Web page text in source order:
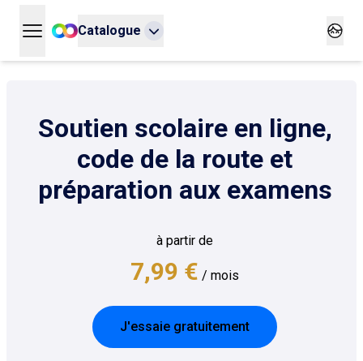
Ouvrir le menu principal
Catalogue
Soutien scolaire en ligne,
code de la route et
préparation aux examens
à partir de
7,99 € / mois
J'essaie gratuitement